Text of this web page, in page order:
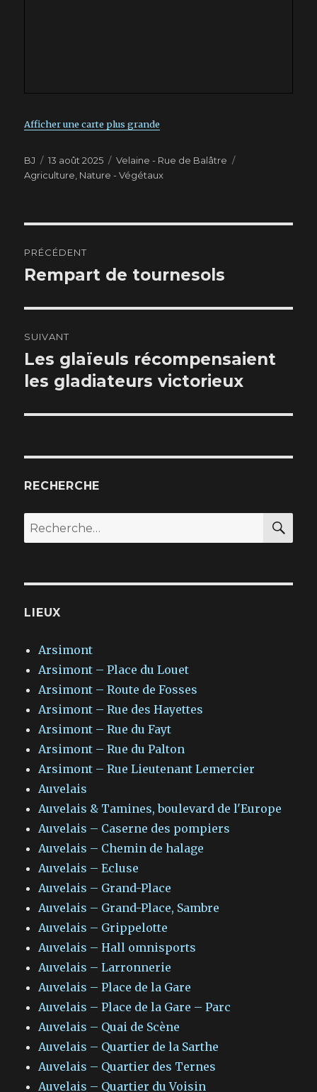
Afficher une carte plus grande
Auteur
BJ
Publié
le
13 août 2025 Catégories
Velaine - Rue de Balâtre
Agriculture Nature - Végétaux
de
PRÉCÉDENT
Article
Rempart de tournesols
SUIVANT
Article
suivant :
Les glaïeuls récompensaient
les gladiateurs victorieux
RECHERCHE
Recherche
pour
LIEUX
Arsimont
Arsimont – Place du Louet
Arsimont – Route de Fosses
Arsimont – Rue des Hayettes
Arsimont – Rue du Fayt
Arsimont – Rue du Palton
Arsimont – Rue Lieutenant Lemercier
Auvelais
Auvelais & Tamines, boulevard de l'Europe
Auvelais – Caserne des pompiers
Auvelais – Chemin de halage
Auvelais – Ecluse
Auvelais – Grand-Place
Auvelais – Grand-Place, Sambre
Auvelais – Grippelotte
Auvelais – Hall omnisports
Auvelais – Larronnerie
Auvelais – Place de la Gare
Auvelais – Place de la Gare – Parc
Auvelais – Quai de Scène
Auvelais – Quartier de la Sarthe
Auvelais – Quartier des Ternes
Auvelais – Quartier du Voisin